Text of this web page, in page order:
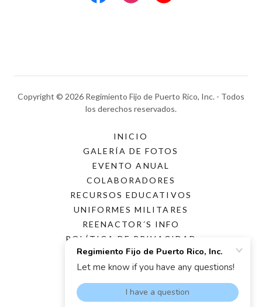
Copyright © 2026 Regimiento Fijo de Puerto Rico, Inc. - Todos
los derechos reservados.
INICIO
GALERÍA DE FOTOS
EVENTO ANUAL
COLABORADORES
RECURSOS EDUCATIVOS
UNIFORMES MILITARES
REENACTOR´S INFO
POLÍTICA DE PRIVACIDAD
Con tecnología de